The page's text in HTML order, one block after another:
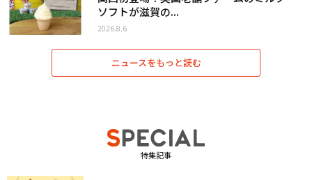
ソフトが滋賀の...
2026.8.6
ニュースをもっと読む
特集記事